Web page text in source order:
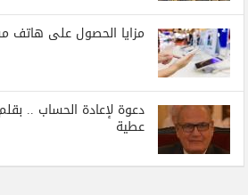
مزايا الحصول على هاتف
دعوة لإعادة الحساب ..
عطية